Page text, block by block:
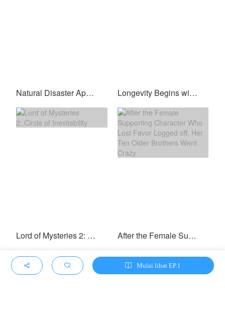
Natural Disaster Apocalypse Longevity Begins with Marrying a Wife
Lord of Mysteries 2: Circle of Inevitability After the Female Supporting Character Who Lost Favor Logged off, Her Ten Older Brothers Went Crazy
   Mulai lihat EP.1